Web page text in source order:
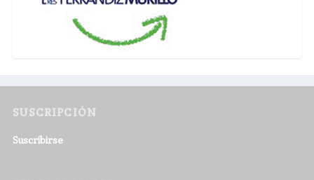
SUSCRIPCIÓN
Suscribirse